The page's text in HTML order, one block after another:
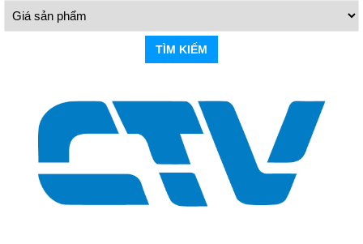
TÌM KIẾM